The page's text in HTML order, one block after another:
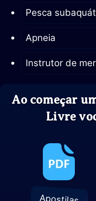
Pesca
Apneia
Instrutor de
Ao começar
Livre